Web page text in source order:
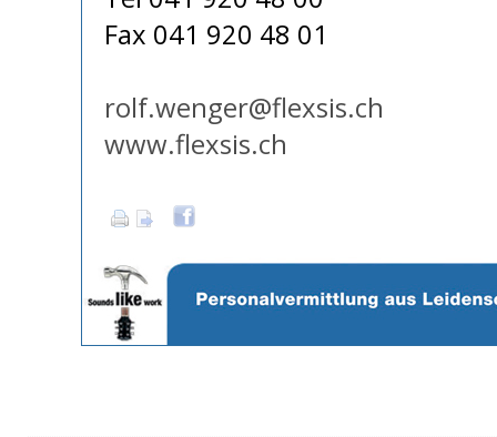
Fax 041 920 48 01
rolf.wenger@flexsis.ch
www.flexsis.ch